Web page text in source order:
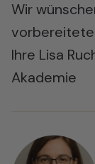
Wir
Ihre Lisa
Akademie